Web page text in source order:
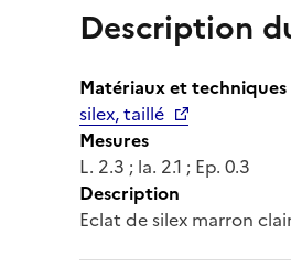
Description
Matériaux et techniques
silex, taillé
Mesures
L. 2.3 ; la. 2.1 ; Ep. 0.3
Description
Eclat de silex marron